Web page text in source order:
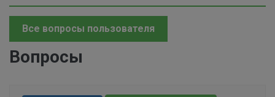
Все вопросы пользователя
Вопросы